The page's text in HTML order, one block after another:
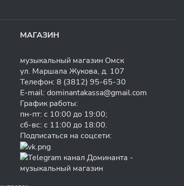
МАГАЗИН
музыкальный магазин Омск
ул. Маршала Жукова, д. 107
Телефон: 8 (3812) 95-65-30
E-mail: dominantakassa@gmail.com
График работы:
пн-пт: с 10:00 до 19:00;
сб-вс: с 11:00 до 18:00.
Подписаться на соцсети: